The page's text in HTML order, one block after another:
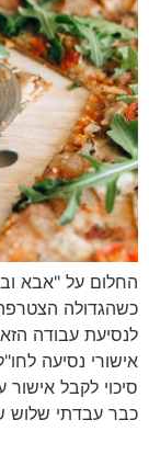
כשהגדולה
לנסיעת עבודה
אישורי נסיעה
סיכוי לקבל
כבר עבדתי